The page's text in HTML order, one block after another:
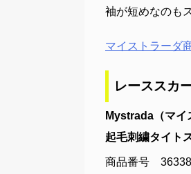
袖が短めなのも
マイストラーダ
レーススカ
Mystrada（マイ
起毛刺繍タイト
商品番号